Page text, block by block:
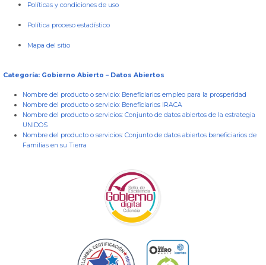
Políticas y condiciones de uso
Política proceso estadístico
Mapa del sitio
Categoría: Gobierno Abierto – Datos Abiertos
Nombre del producto o servicio: Beneficiarios empleo para la prosperidad
Nombre del producto o servicio: Beneficiarios IRACA
Nombre del producto o servicios: Conjunto de datos abiertos de la estrategia
UNIDOS
Nombre del producto o servicios: Conjunto de datos abiertos beneficiarios de
Familias en su Tierra